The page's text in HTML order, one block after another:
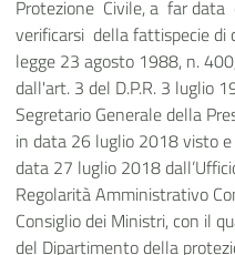
Protezione Civile, a far
verificarsi della fattispecie di
legge 23 agosto 1988, n.
dall'art. 3 del D.P.R. 3 luglio
Segretario Generale della
in data 26 luglio 2018 visto
data 27 luglio 2018
Regolarità Amministrativo
Consiglio dei Ministri, con il
del Dipartimento della